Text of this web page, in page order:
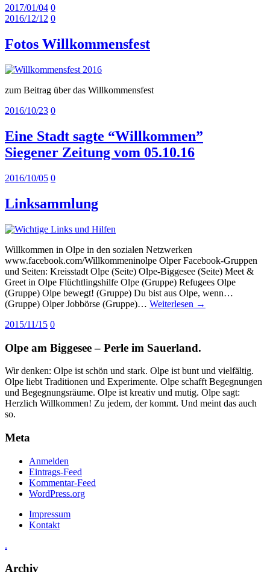
2017/01/04 0
2016/12/12 0
Fotos Willkommensfest
zum Beitrag über das Willkommensfest
2016/10/23 0
Eine Stadt sagte “Willkommen”
Siegener Zeitung vom 05.10.16
2016/10/05 0
Linksammlung
Willkommen in Olpe in den sozialen Netzwerken
www.facebook.com/Willkommeninolpe Olper Facebook-Gruppen
und Seiten: Kreisstadt Olpe (Seite) Olpe-Biggesee (Seite) Meet &
Greet in Olpe Flüchtlingshilfe Olpe (Gruppe) Refugees Olpe
(Gruppe) Olpe bewegt! (Gruppe) Du bist aus Olpe, wenn…
(Gruppe) Olper Jobbörse (Gruppe)… Weiterlesen →
2015/11/15 0
Olpe am Biggesee – Perle im Sauerland.
Wir denken: Olpe ist schön und stark. Olpe ist bunt und vielfältig.
Olpe liebt Traditionen und Experimente. Olpe schafft Begegnungen
und Begegnungsräume. Olpe ist kreativ und mutig. Olpe sagt:
Herzlich Willkommen! Zu jedem, der kommt. Und meint das auch
so.
Meta
Anmelden
Eintrags-Feed
Kommentar-Feed
WordPress.org
Impressum
Kontakt
.
Archiv